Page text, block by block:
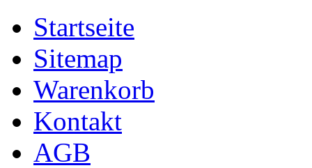
Startseite
Sitemap
Warenkorb
Kontakt
AGB